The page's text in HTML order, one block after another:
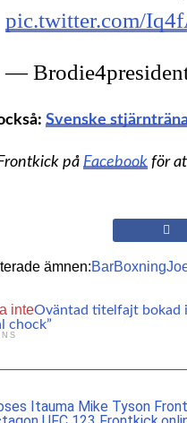
pic.twitter.com/
—
Svenske
på Facebook för
ämnen:BarBoxning
inteOväntad titelfajt bokad
chock”